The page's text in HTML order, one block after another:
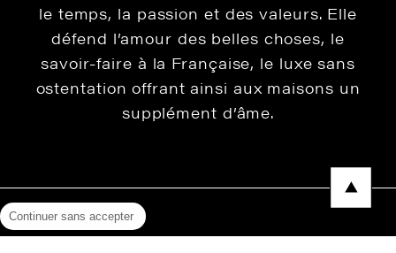
le temps, la passion et des valeurs. Elle
défend l’amour des belles choses, le
savoir-faire à la Française, le luxe sans
ostentation offrant ainsi aux maisons un
supplément d’âme.
Continuer sans accepter